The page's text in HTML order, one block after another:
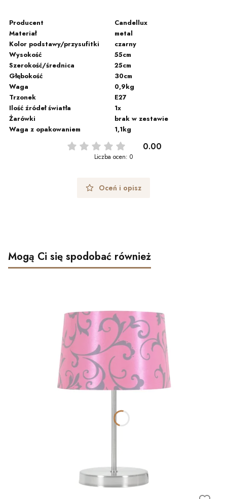
Producent
Candellux
Materiał
metal
Kolor podstawy/przysufitki
czarny
Wysokość
55cm
Szerokość/średnica
25cm
Głębokość
30cm
Waga
0,9kg
Trzonek
E27
Ilość źródeł światła
1x
Żarówki
brak w zestawie
Waga z opakowaniem
1,1kg
0.00
Liczba ocen: 0
Oceń i opisz
Mogą Ci się spodobać również